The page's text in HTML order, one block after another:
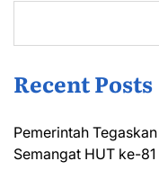
Recent Posts
Pemerintah
Semangat HUT ke-81